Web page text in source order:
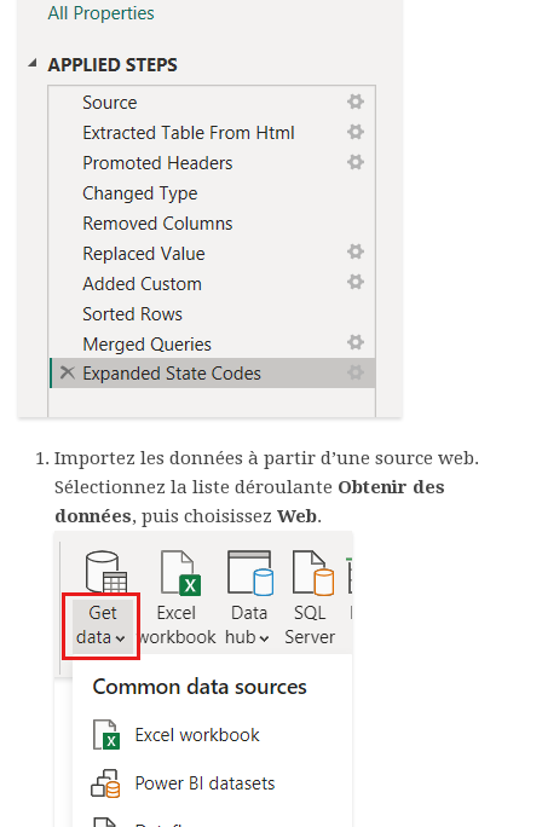
Importez les données à partir d’une source web.
Sélectionnez la liste déroulante Obtenir des
données, puis choisissez Web.